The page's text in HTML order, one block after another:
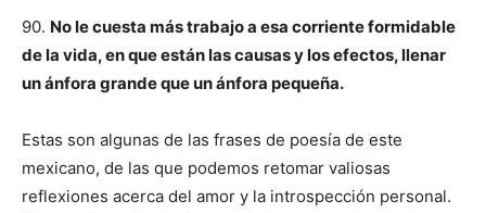
90. No le cuesta más trabajo a esa corriente formidable
de la vida, en que están las causas y los efectos, llenar
un ánfora grande que un ánfora pequeña.
Estas son algunas de las frases de poesía de este
mexicano, de las que podemos retomar valiosas
reflexiones acerca del amor y la introspección personal.